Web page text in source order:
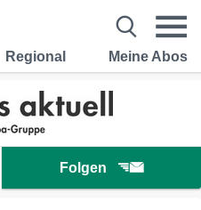
Regional Meine Abos
Folgen